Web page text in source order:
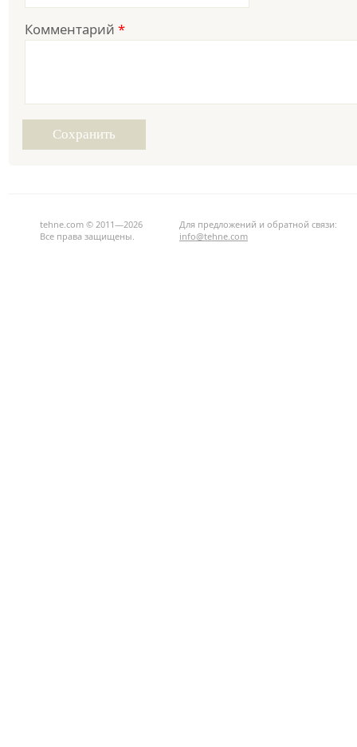
Комментарий *
tehne.com © 2011—2026
Все права защищены.
Для предложений и обратной связи:
info@tehne.com